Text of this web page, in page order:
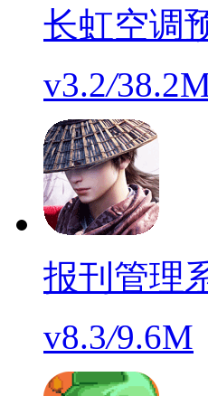
长虹空调
v3.2/
报刊管理
v8.3/9.6M